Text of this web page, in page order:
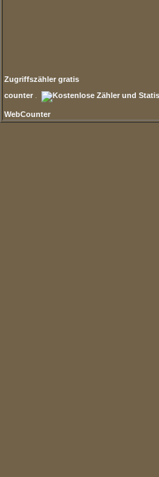
Zugriffszähler gratis
counter
WebCounter